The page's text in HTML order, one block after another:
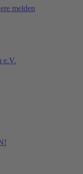
melden